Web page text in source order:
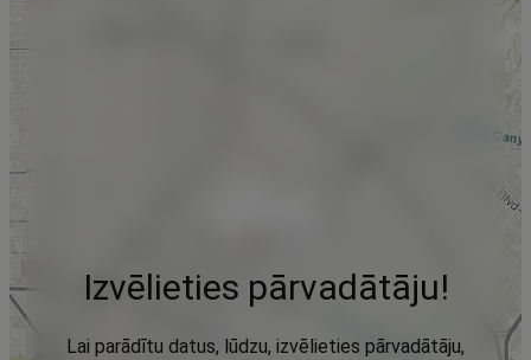
Izvēlieties pārvadātāju!
Lai parādītu datus, lūdzu, izvēlieties pārvadātāju,